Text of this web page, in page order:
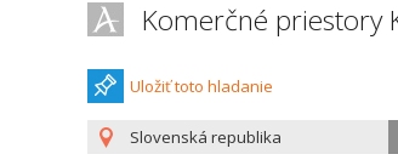
Komerčné priestory
Uložiť toto hladanie
Slovenská republika